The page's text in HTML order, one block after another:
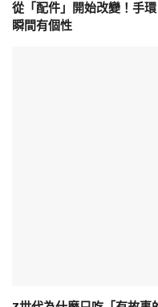
從「配件」開始改變！手
瞬間有個性